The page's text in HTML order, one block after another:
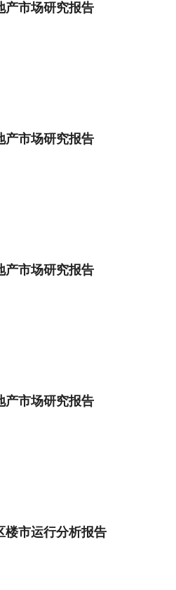
产市场研究报告
产市场研究报告
产市场研究报告
产市场研究报告
楼市运行分析报告